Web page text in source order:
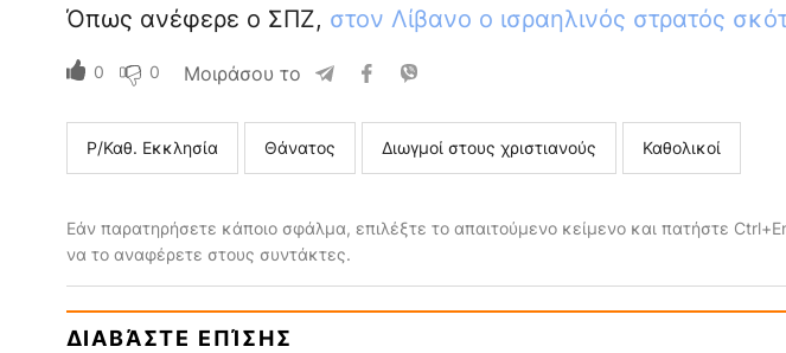
Όπως ανέφερε ο ΣΠΖ, στον Λίβανο ο ισραηλινός στρατός
0 0 Μοιράσου το
Ρ/Καθ. Εκκλησία Θάνατος Διωγμοί στους χριστιανούς Καθολικοί
Εάν παρατηρήσετε κάποιο σφάλμα, επιλέξτε το απαιτούμενο κείμενο και πατήστε
να το αναφέρετε στους συντάκτες.
ΔΙΑΒΆΣΤΕ ΕΠΊΣΗΣ